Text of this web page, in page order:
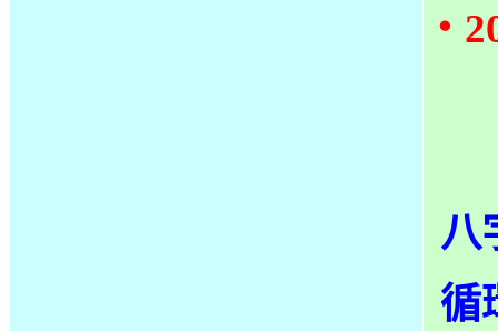
八
循